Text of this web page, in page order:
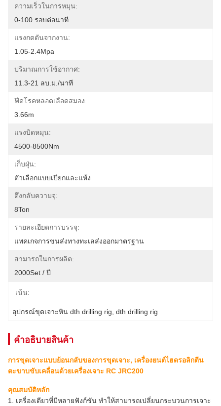
ความเร็วในการหมุน:
0-100 รอบต่อนาที
แรงกดดันจากงาน:
1.05-2.4Mpa
ปริมาณการใช้อากาศ:
11.3-21 ลบ.ม./นาที
ฟีดโรคหลอดเลือดสมอง:
3.66m
แรงบิดหมุน:
4500-8500Nm
เก็บฝุ่น:
ตัวเลือกแบบเปียกและแห้ง
ดึงกลับความจุ:
8Ton
รายละเอียดการบรรจุ:
แพคเกจการขนส่งทางทะเลส่งออกมาตรฐาน
สามารถในการผลิต:
2000Set / ปี
เน้น:
อุปกรณ์ขุดเจาะหิน dth drilling rig dth drilling rig
คําอธิบายสินค้า
การขุดเจาะแบบย้อนกลับของการขุดเจาะ, เครื่องยนต์ไฮดรอลิกตีน
ตะขาบขับเคลื่อนด้วยเครื่องเจาะ RC JRC200
คุณสมบัติหลัก
1. เครื่องเดียวที่มีหลายฟังก์ชัน ทำให้สามารถเปลี่ยนกระบวนการเจาะ